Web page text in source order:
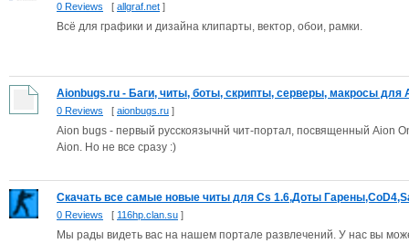
0 Reviews [ allgraf.net ]
Всё для графики и дизайна клипарты, вектор, обои, рамки.
Aionbugs.ru - Баги, читы, боты, скрипты, серверы, макросы для
0 Reviews [ aionbugs.ru ]
Aion bugs - первый русскоязычнй чит-портал, посвященный Aion
Aion. Но не все сразу :)
Скачать все самые новые читы для Cs 1.6,Доты
0 Reviews [ 116hp.clan.su ]
Мы рады видеть вас на нашем портале развлечений. У нас вы